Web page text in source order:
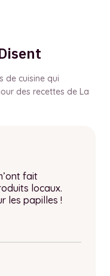
fait
locaux.
les papilles !
de cuisine qui
des recettes de La